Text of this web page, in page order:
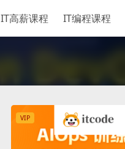
IT高薪课程 IT编程课程
VIP